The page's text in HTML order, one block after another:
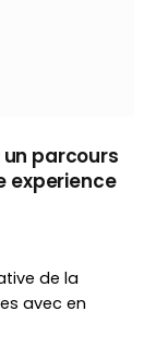
parcours
experience
de la
avec en